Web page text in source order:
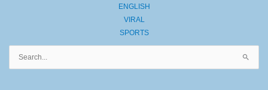
ENGLISH
VIRAL
SPORTS